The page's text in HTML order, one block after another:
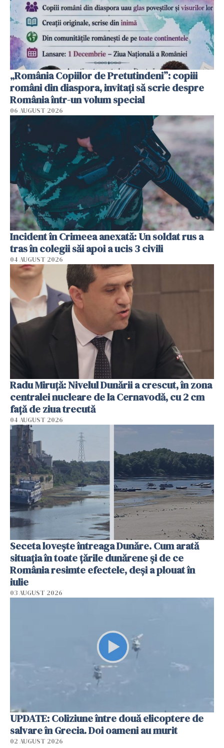
„România Copiilor de Pretutindeni”: copiii
români din diaspora, invitați să scrie despre
România într-un volum special
06 AUGUST 2026
Incident în Crimeea anexată: Un soldat rus a
tras în colegii săi apoi a ucis 3 civili
04 AUGUST 2026
Radu Miruţă: Nivelul Dunării a crescut, în zona
centralei nucleare de la Cernavodă, cu 2 cm
faţă de ziua trecută
04 AUGUST 2026
Seceta lovește întreaga Dunăre. Cum arată
situația în toate țările dunărene și de ce
România resimte efectele, deși a plouat în
iulie
03 AUGUST 2026
UPDATE: Coliziune între două elicoptere de
salvare în Grecia. Doi oameni au murit
02 AUGUST 2026